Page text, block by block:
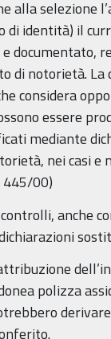
alla selezione
di identità) il
documentato,
di notorietà.
considera
essere
mediante
nei casi
445/00)
anche
polizza